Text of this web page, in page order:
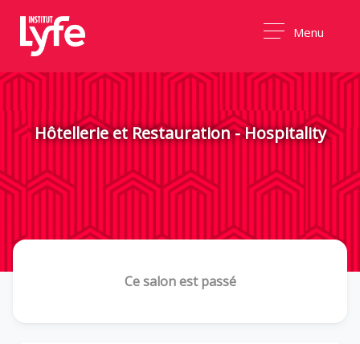
Menu
Hôtellerie et Restauration - Hospitality
Ce salon est passé